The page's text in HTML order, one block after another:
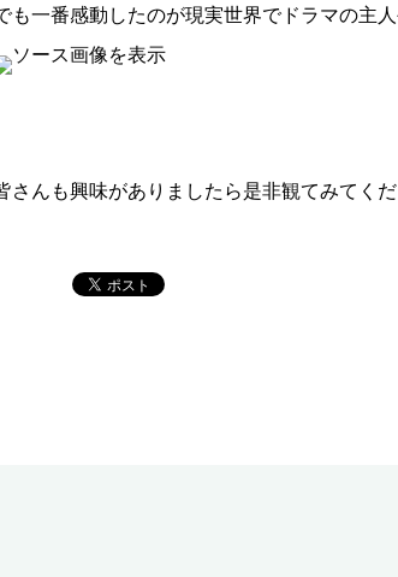
も一番感動したのが現実世界でドラマの主
さんも興味がありましたら是非観てみてくだ